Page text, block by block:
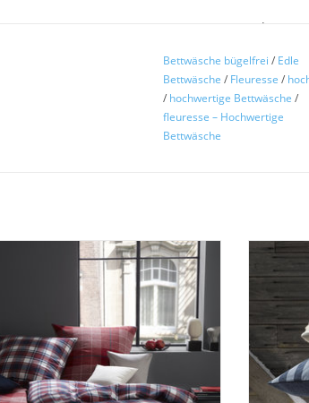
Unsere Bettwäsche
Produktmerkmale:
• 100% Mako-Baumwolle
• bügel- und pflegeleicht
• OEKO-TEX
MADE IN
Gerne beraten wir Sie
07322-919376
Bettwäsche bügelfrei / Edle
Bettwäsche / Fleuresse /
/ hochwertige Bettwäsche /
fleuresse – Hochwertige
Bettwäsche
Feingewebte bügelfreie Bettwäsche aus
100% Baumwolle, kariert
ZUM WARENKORB HINZUFÜGEN
aus
Fb1.
ZUM